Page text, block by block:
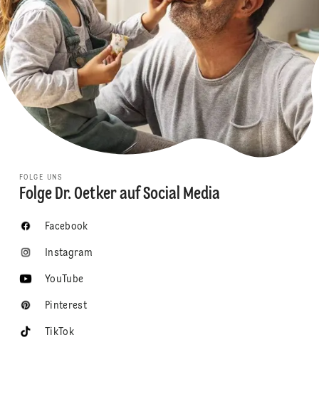
FOLGE UNS
Folge Dr. Oetker auf Social Media
Facebook
Instagram
YouTube
Pinterest
TikTok